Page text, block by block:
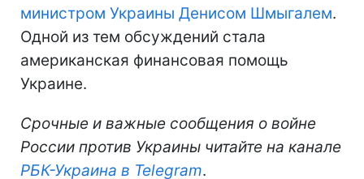
министром Украины Денисом Шмыгалем.
Одной из тем обсуждений стала
американская финансовая помощь
Украине.
Срочные и важные сообщения о войне
России против Украины читайте на канале
РБК-Украина в Telegram.